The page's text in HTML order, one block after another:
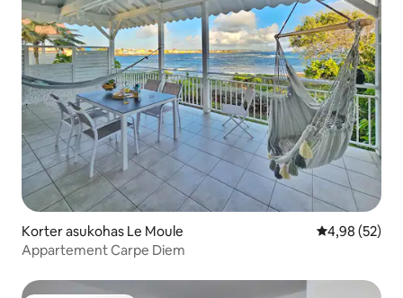
Korter asukohas Le Moule Keskmine
4,98 (52)
Appartement Carpe Diem